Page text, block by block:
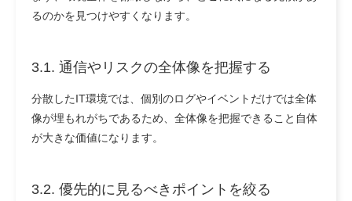
るのかを見つけやすくなります。
3.1. 通信やリスクの全体像を把握する
分散したIT環境では、個別のログやイベントだけでは全体
像が埋もれがちであるため、全体像を把握できること自体
が大きな価値になります。
3.2. 優先的に見るべきポイントを絞る